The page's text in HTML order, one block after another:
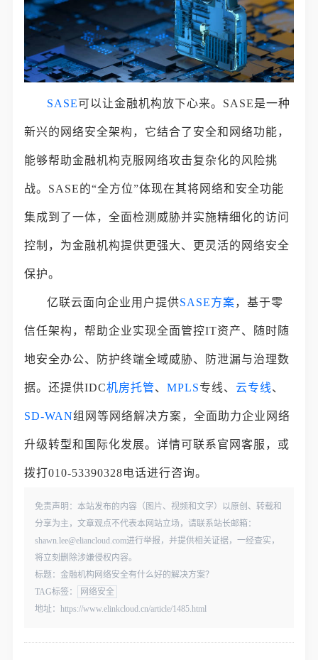
SASE可以让金融机构放下心来。SASE是一种
新兴的网络安全架构，它结合了安全和网络功能，
能够帮助金融机构克服网络攻击复杂化的风险挑
战。SASE的“全方位”体现在其将网络和安全功能
集成到了一体，全面检测威胁并实施精细化的访问
控制，为金融机构提供更强大、更灵活的网络安全
保护。
亿联云面向企业用户提供SASE方案，基于零
信任架构，帮助企业实现全面管控IT资产、随时随
地安全办公、防护终端全域威胁、防泄漏与治理数
据。还提供IDC机房托管、MPLS专线、云专线、
SD-WAN组网等网络解决方案，全面助力企业网络
升级转型和国际化发展。详情可联系官网客服，或
拨打010-53390328电话进行咨询。
免责声明：本站发布的内容（图片、视频和文字）以原创、转载和
分享为主，文章观点不代表本网站立场，请联系站长邮箱：
shawn.lee@eliancloud.com进行举报，并提供相关证据，一经查实，
将立刻删除涉嫌侵权内容。
标题：金融机构网络安全有什么好的解决方案？
TAG标签：
网络安全
地址：https://www.elinkcloud.cn/article/1485.html